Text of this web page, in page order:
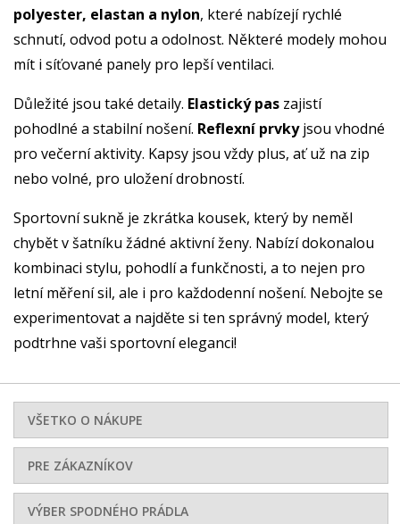
polyester, elastan a nylon, které nabízejí rychlé
schnutí, odvod potu a odolnost. Některé modely mohou
mít i síťované panely pro lepší ventilaci.
Důležité jsou také detaily. Elastický pas zajistí
pohodlné a stabilní nošení. Reflexní prvkyjsou vhodné
pro večerní aktivity. Kapsy jsou vždy plus, ať už na zip
nebo volné, pro uložení drobností.
Sportovní sukně je zkrátka kousek, který by neměl
chybět v šatníku žádné aktivní ženy. Nabízí dokonalou
kombinaci stylu, pohodlí a funkčnosti, a to nejen pro
letní měření sil, ale i pro každodenní nošení. Nebojte se
experimentovat a najděte si ten správný model, který
podtrhne vaši sportovní eleganci!
VŠETKO O NÁKUPE
PRE ZÁKAZNÍKOV
VÝBER SPODNÉHO PRÁDLA